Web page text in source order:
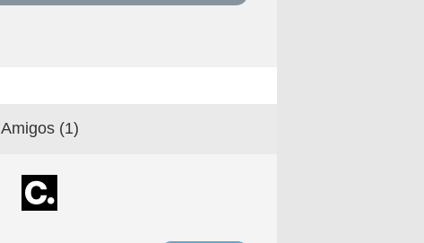
Amigos (1)